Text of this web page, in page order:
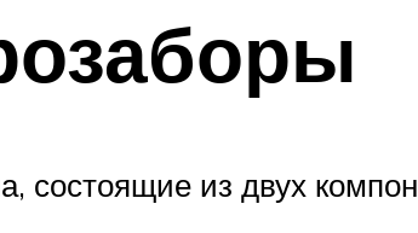
состоящие из двух